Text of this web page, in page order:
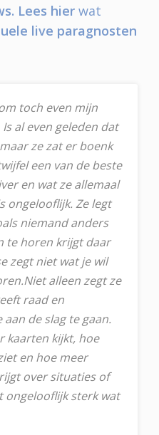
Lees hier wat
live paragnosten
toch even mijn
al even geleden dat
ze zat er boenk
een van de beste
en wat ze allemaal
ongelooflijk. Ze legt
niemand anders
te horen krijgt daar
zegt niet wat je wil
alleen zegt ze
raad en
de slag te gaan.
kaarten kijkt, hoe
en hoe meer
over situaties of
ongelooflijk sterk wat